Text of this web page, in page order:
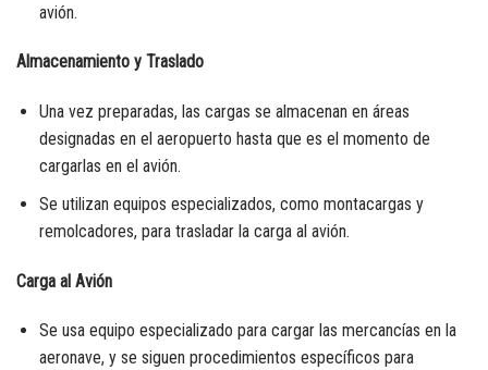
avión.
Almacenamiento y Traslado
Una vez preparadas, las cargas se almacenan en áreas
designadas en el aeropuerto hasta que es el momento de
cargarlas en el avión.
Se utilizan equipos especializados, como montacargas y
remolcadores, para trasladar la carga al avión.
Carga al Avión
Se usa equipo especializado para cargar las mercancías en la
aeronave, y se siguen procedimientos específicos para